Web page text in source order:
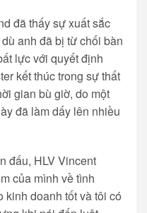
đã thấy sự xuất sắc
anh đã bị từ chối bàn
lực với quyết định
kết thúc trong sự thất
gian bù giờ, do một
đã làm dấy lên nhiều
đấu, HLV Vincent
của mình về tình
kinh doanh tốt và tôi có